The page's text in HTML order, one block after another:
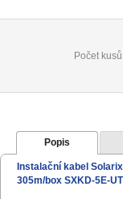
Počet
Popis
Instalační kabel
305m/box SXKD-5E-